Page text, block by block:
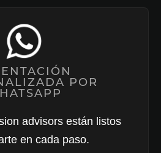
POR
advisors están listos
en cada paso.